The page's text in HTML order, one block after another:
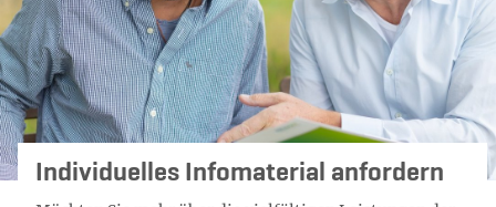
Individuelles Infomaterial anfordern